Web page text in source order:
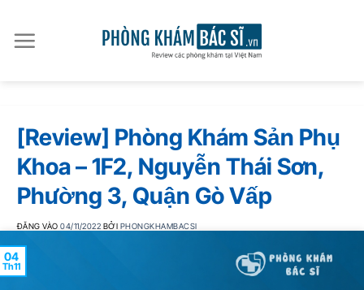
qua
nội
[Review] Phòng Khám Sản Phụ
Khoa – 1F2, Nguyễn Thái Sơn,
Phường 3, Quận Gò Vấp
ĐĂNG VÀO04/11/2022 BỞI PHONGKHAMBACSI
04
Th11